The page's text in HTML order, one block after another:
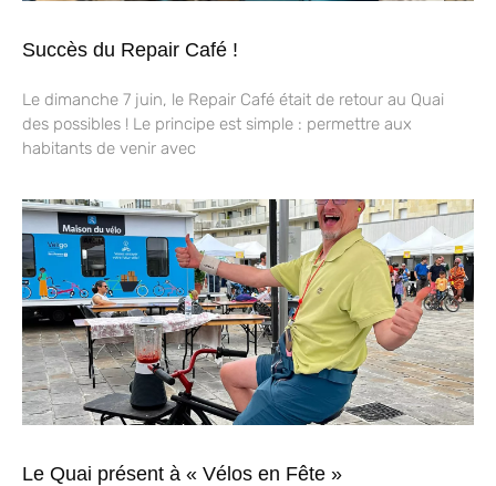
Succès du Repair Café !
Le dimanche 7 juin, le Repair Café était de retour au Quai
des possibles ! Le principe est simple : permettre aux
habitants de venir avec
Le Quai présent à « Vélos en Fête »